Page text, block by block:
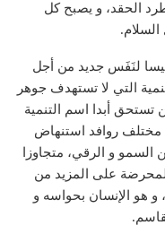
الحقد، و يصبح كل
لنَفَس جديد من أجل
التي لا تستهدف جوهر
تستحق أبدا اسم التنمية
مختلف روافد استنهاض
السمو و الرقي، متجاوزا
المحرضة على المزيد من
و هو الإنسان بحواسه و